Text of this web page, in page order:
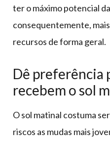
ter o máximo potencial
consequentemente,
recursos de forma geral.
Dê preferência
recebem o sol
O sol matinal costuma
riscos as mudas mais